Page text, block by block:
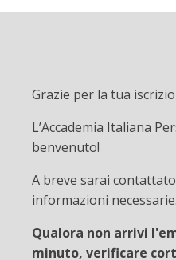
Grazie per la tua
L’Accademia Italiana
benvenuto!
A breve sarai
informazioni necessarie.
Qualora non arrivi
minuto, verificare